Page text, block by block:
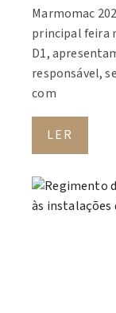
Marmomac
principal feira
D1,
responsável,
com
LER